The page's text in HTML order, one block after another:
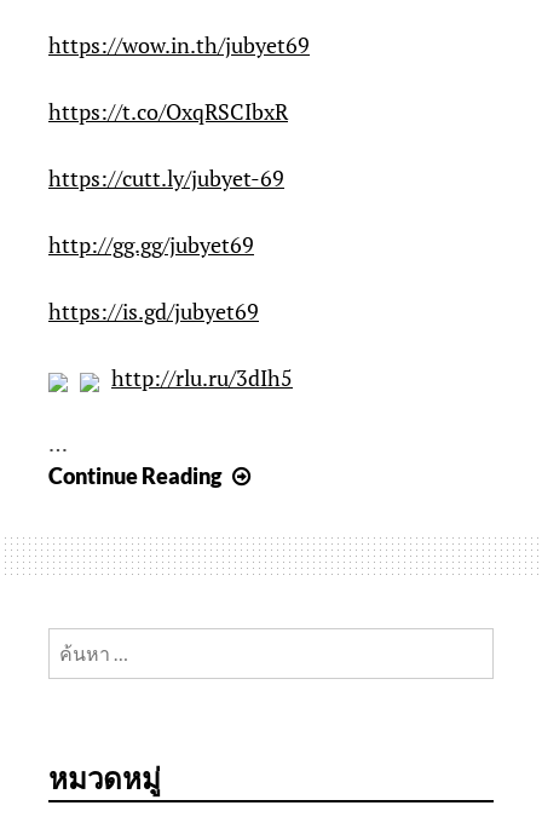
https://wow.in.th/jubyet69
https://t.co/OxqRSCIbxR
https://cutt.ly/jubyet-69
http://gg.gg/jubyet69
https://is.gd/jubyet69
http://rlu.ru/3dIh5
…
Continue Reading
2023
ดู
websiteตรง
หนัง
ค้นหา
หมวดหมู่